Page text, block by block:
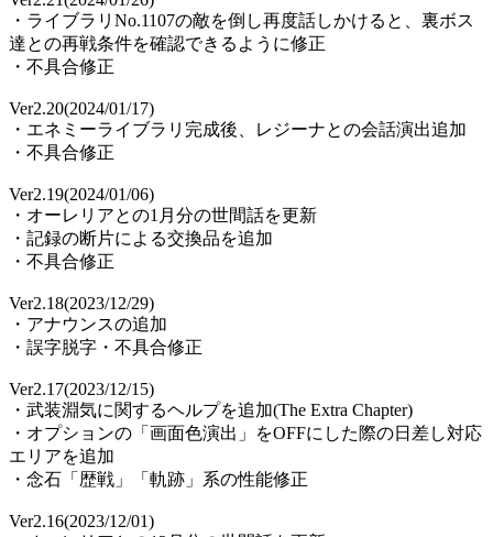
・ライブラリNo.1107の敵を倒し再度話しかけると、裏ボス
達との再戦条件を確認できるように修正
・不具合修正
Ver2.20(2024/01/17)
・エネミーライブラリ完成後、レジーナとの会話演出追加
・不具合修正
Ver2.19(2024/01/06)
・オーレリアとの1月分の世間話を更新
・記録の断片による交換品を追加
・不具合修正
Ver2.18(2023/12/29)
・アナウンスの追加
・誤字脱字・不具合修正
Ver2.17(2023/12/15)
・武装淵気に関するヘルプを追加(The Extra Chapter)
・オプションの「画面色演出」をOFFにした際の日差し対応
エリアを追加
・念石「歴戦」「軌跡」系の性能修正
Ver2.16(2023/12/01)